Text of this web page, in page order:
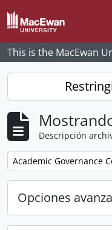
Skip to main content
This is the MacEwan
Descripción
Remove filter:
Academic Governance
Opciones